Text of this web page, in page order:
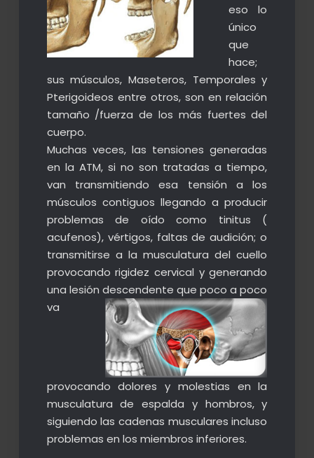
eso lo
único
que
hace;
sus músculos, Maseteros, Temporales y
Pterigoideos entre otros, son en relación
tamaño /fuerza de los más fuertes del
cuerpo.
Muchas veces, las tensiones generadas
en la ATM, si no son tratadas a tiempo,
van transmitiendo esa tensión a los
músculos contiguos llegando a producir
problemas de oído como tinitus (
acufenos), vértigos, faltas de audición; o
transmitirse a la musculatura del cuello
provocando rigidez cervical y generando
una lesión descendente que poco a poco
va
provocando dolores y molestias en la
musculatura de espalda y hombros, y
siguiendo las cadenas musculares incluso
problemas en los miembros inferiores.